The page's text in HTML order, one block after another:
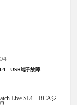
– USB端子故障